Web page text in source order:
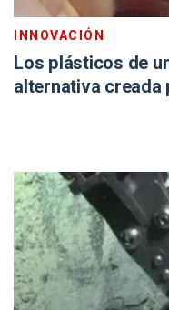
INNOVACIÓN
Los plásticos de
alternativa creada